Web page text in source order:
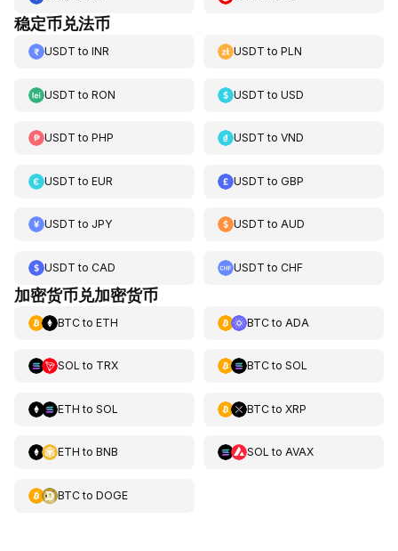
稳定币兑法币
USDT to INR USDT toPLN
USDT to RON USDT toUSD
USDT to PHP USDT toVND
USDT to EUR USDT toGBP
USDT to JPY USDT toAUD
USDT to CAD USDT toCHF
加密货币兑加密货币
BTCto ETH BTCto ADA
SOL to TRX BTCto SOL
ETH to SOL BTCto XRP
ETH to BNB SOL to AVAX
BTCto DOGE